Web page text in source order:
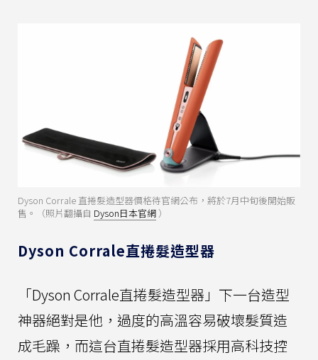
Dyson Corrale 直捲髮造型器價格待官網公布，將於7月中旬後開始販
售。（照片翻攝自 Dyson日本官網 ）
Dyson Corrale直捲髮造型器
「Dyson Corrale直捲髮造型器」下一台造型
神器絕對是他，過度的高溫容易破壞髮質造
成毛躁，而這台直捲髮造型器採用高科技控